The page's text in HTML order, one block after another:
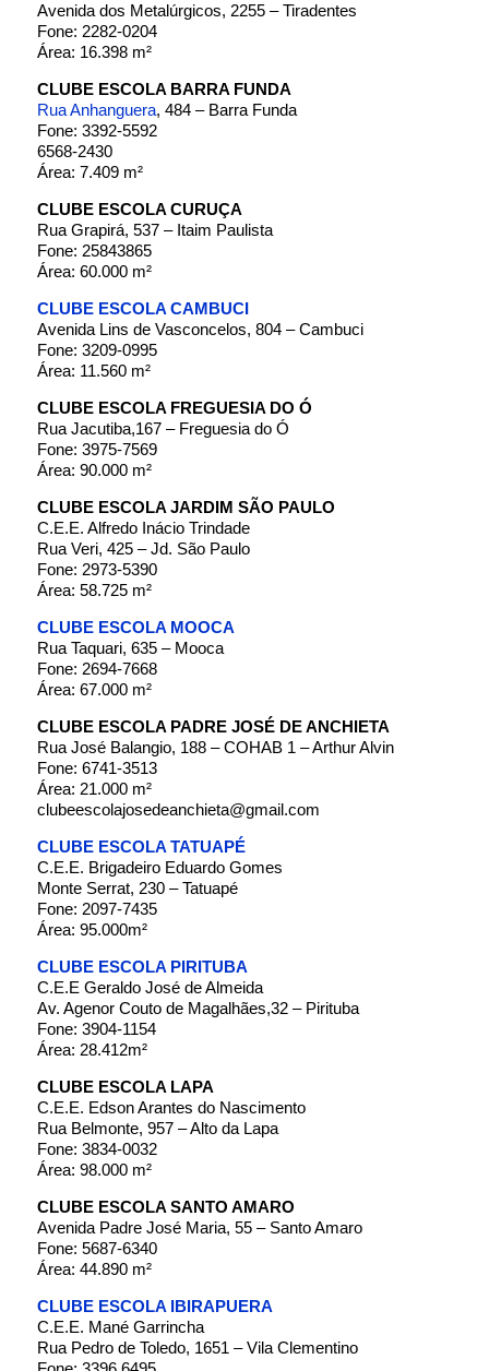
Avenida dos Metalúrgicos, 2255 – Tiradentes
Fone: 2282-0204
Área: 16.398 m²
CLUBE ESCOLA BARRA FUNDA
Rua Anhanguera, 484 – Barra Funda
Fone: 3392-5592
6568-2430
Área: 7.409 m²
CLUBE ESCOLA CURUÇA
Rua Grapirá, 537 – Itaim Paulista
Fone: 25843865
Área: 60.000 m²
CLUBE ESCOLA CAMBUCI
Avenida Lins de Vasconcelos, 804 – Cambuci
Fone: 3209-0995
Área: 11.560 m²
CLUBE ESCOLA FREGUESIA DO Ó
Rua Jacutiba,167 – Freguesia do Ó
Fone: 3975-7569
Área: 90.000 m²
CLUBE ESCOLA JARDIM SÃO PAULO
C.E.E. Alfredo Inácio Trindade
Rua Veri, 425 – Jd. São Paulo
Fone: 2973-5390
Área: 58.725 m²
CLUBE ESCOLA MOOCA
Rua Taquari, 635 – Mooca
Fone: 2694-7668
Área: 67.000 m²
CLUBE ESCOLA PADRE JOSÉ DE ANCHIETA
Rua José Balangio, 188 – COHAB 1 – Arthur Alvin
Fone: 6741-3513
Área: 21.000 m²
clubeescolajosedeanchieta@gmail.com
CLUBE ESCOLA TATUAPÉ
C.E.E. Brigadeiro Eduardo Gomes
Monte Serrat, 230 – Tatuapé
Fone: 2097-7435
Área: 95.000m²
CLUBE ESCOLA PIRITUBA
C.E.E Geraldo José de Almeida
Av. Agenor Couto de Magalhães,32 – Pirituba
Fone: 3904-1154
Área: 28.412m²
CLUBE ESCOLA LAPA
C.E.E. Edson Arantes do Nascimento
Rua Belmonte, 957 – Alto da Lapa
Fone: 3834-0032
Área: 98.000 m²
CLUBE ESCOLA SANTO AMARO
Avenida Padre José Maria, 55 – Santo Amaro
Fone: 5687-6340
Área: 44.890 m²
CLUBE ESCOLA IBIRAPUERA
C.E.E. Mané Garrincha
Rua Pedro de Toledo, 1651 – Vila Clementino